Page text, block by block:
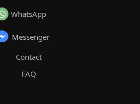
WhatsApp
Messenger
Contact
FAQ